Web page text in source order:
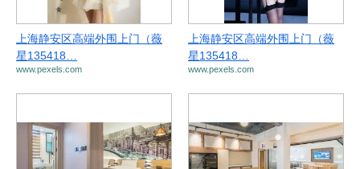
上海静安区高端外围上门（薇
星135418…
www.pexels.com
上海静安区高端外围上门（薇
星135418…
www.pexels.com